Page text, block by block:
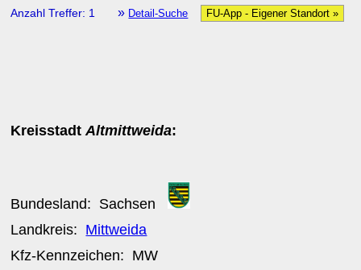
Anzahl Treffer: 1 » Detail-Suche FU-App - Eigener Standort »
KreisstadtAltmittweida:
Bundesland: Sachsen
Landkreis: Mittweida
Kfz-Kennzeichen: MW